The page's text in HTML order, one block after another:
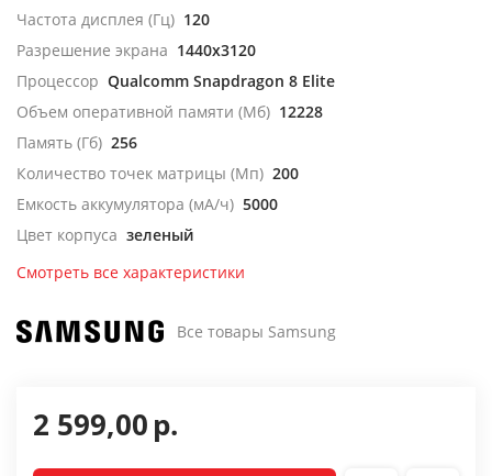
Частота дисплея (Гц) 120
Разрешение экрана 1440x3120
Процессор Qualcomm Snapdragon 8 Elite
Объем оперативной памяти (Мб) 12228
Память (Гб) 256
Количество точек матрицы (Мп) 200
Емкость аккумулятора (мА/ч) 5000
Цвет корпуса зеленый
Смотреть все характеристики
Все товары Samsung
2 599,00р.